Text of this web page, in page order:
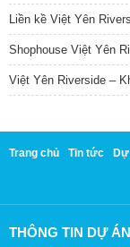
Liền kề Việt Yên
Shophouse Việt Yên
Việt Yên Riverside –
Trang chủ Tin tức
THÔNG TIN DỰ